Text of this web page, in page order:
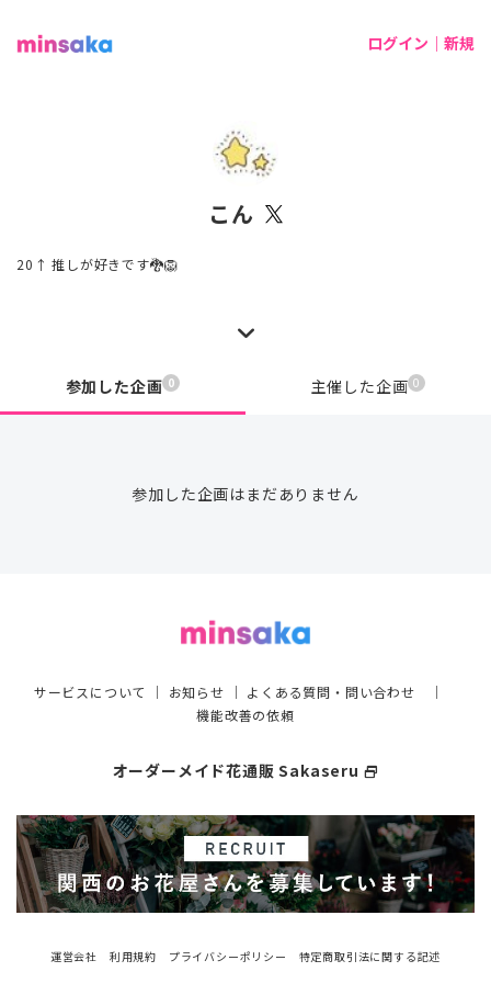
ログイン｜新規
こん
20↑ 推しが好きです🐉🦁
参加した企画 0 主催した企画 0
参加した企画はまだありません
サービスについて ｜ お知らせ ｜ よくある質問・問い合わせ ｜
機能改善の依頼
オーダーメイド花通販 Sakaseru select_window
運営会社 利用規約 プライバシーポリシー
特定商取引法に関する記述